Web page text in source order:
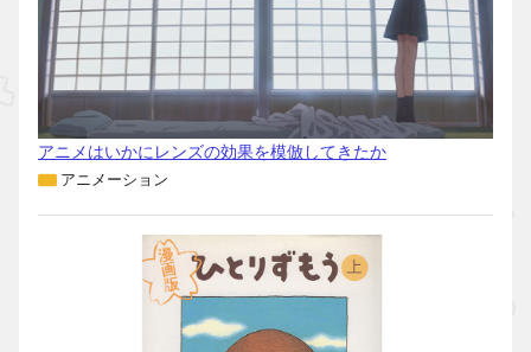
アニメはいかにレンズの効果を模倣してきたか
アニメーション